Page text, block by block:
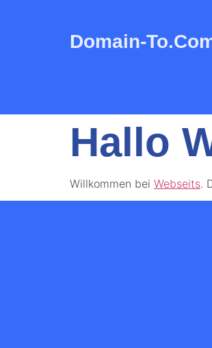
Domain-
Hallo
Willkommen bei Webseits.